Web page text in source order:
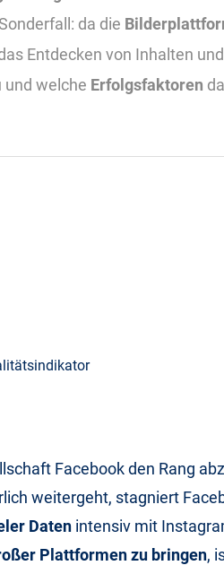
da die
Entdecken von Inhalten
und welche Erfolgsfaktoren
Facebook den Rang
weitergeht, stagniert
Daten intensiv mit
Plattformen zu bringen,